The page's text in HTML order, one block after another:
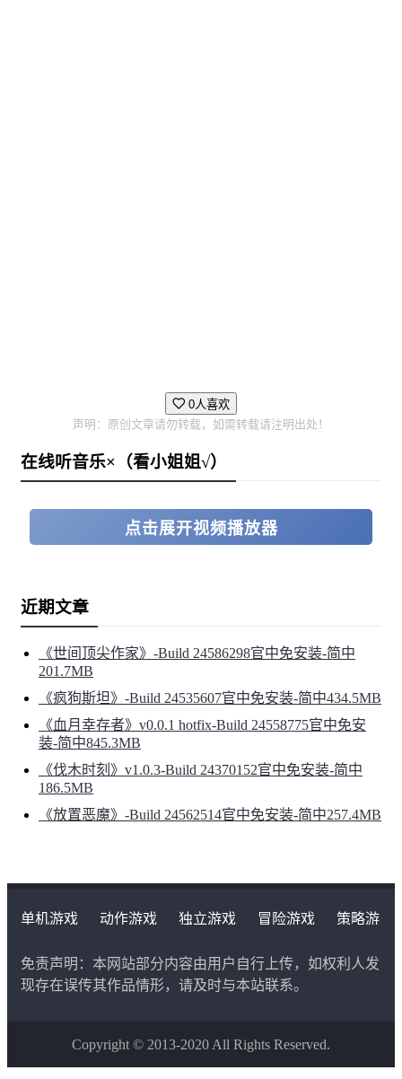
0人喜欢
声明：原创文章请勿转载，如需转载请注明出处！
在线听音乐×（看小姐姐√）
点击展开视频播放器
近期文章
《世间顶尖作家》-Build 24586298官中免安装-简中
201.7MB
《疯狗斯坦》-Build 24535607官中免安装-简中434.5MB
《血月幸存者》v0.0.1 hotfix-Build 24558775官中免安
装-简中845.3MB
《伐木时刻》v1.0.3-Build 24370152官中免安装-简中
186.5MB
《放置恶魔》-Build 24562514官中免安装-简中257.4MB
单机游戏 动作游戏 独立游戏 冒险游戏
策略游
免责声明：本网站部分内容由用户自行上传，如权利人发
现存在误传其作品情形，请及时与本站联系。
Copyright © 2013-2020 All Rights Reserved.